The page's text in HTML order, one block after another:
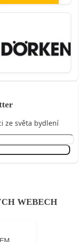
ze světa bydlení
WEBECH